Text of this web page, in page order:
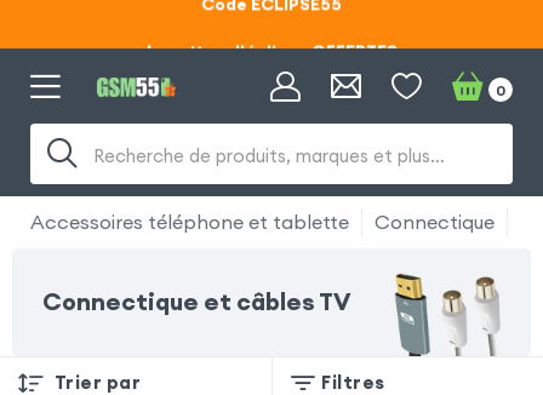
Code ECLIPSE55
Code ECLIPSE55
Recherche de produits, marques et plus…
0
Accessoires téléphone et tablette Connectique
Connectique et câbles TV
Trier par Filtres